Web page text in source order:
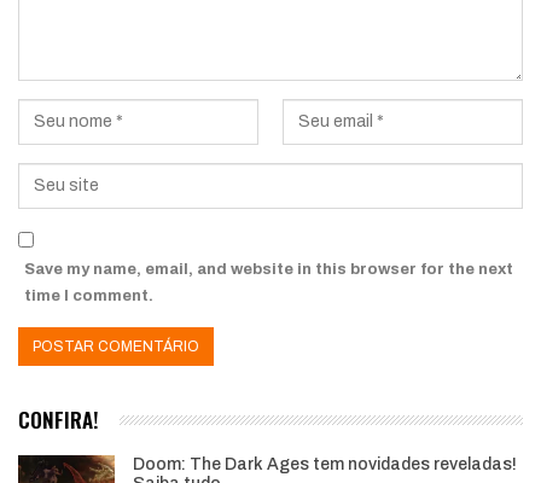
Save my name, email, and website in this browser for the next
time I comment.
CONFIRA!
Doom: The Dark Ages tem novidades reveladas!